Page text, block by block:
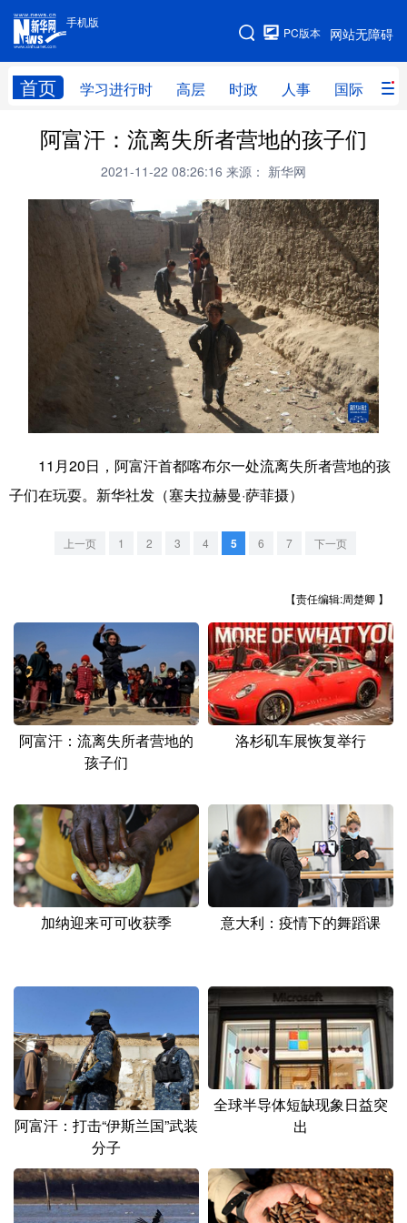
手机版
网站无障碍
PC版本
首页 学习进行时 高层 时政 人事 国际 财
手机版
网站地图
学习进行时 高层 时政 人事
财经 网评
台湾 思客智库 全球连线 教育
科创 量子 体育
文化 书画 健康 军事
视频 图片 政务
中央文件 金融 汽车
食品 人居 信息化 数字经济
亚太网
地方频道
北京 天津 河北 山西
辽宁 吉林 上海 江苏
山东 河南 湖北 湖南
广东 广西 海南 重庆
四川 贵州 西藏
陕西 甘肃 青海 宁夏
多语种频道
English Español Français عربى
Русский язык
阿富汗：流离失所者营地的孩子们
2021-11-22 08:26:16 来源： 新华网
11月20日，阿富汗首都喀布尔一处流离失所者营地的孩
子们在玩耍。新华社发（塞夫拉赫曼·萨菲摄）
上一页 1 2 3 4 5 6 7 下一页
【责任编辑:周楚卿 】
阿富汗：流离失所者营地的
孩子们
洛杉矶车展恢复举行
加纳迎来可可收获季 意大利：疫情下的舞蹈课
阿富汗：打击“伊斯兰国”武装
分子
全球半导体短缺现象日益突
出